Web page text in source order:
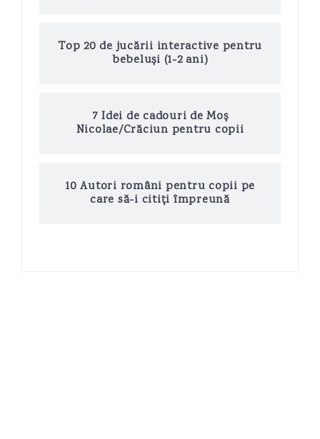
Top 20 de jucării interactive pentru
bebeluși (1-2 ani)
7 Idei de cadouri de Moș
Nicolae/Crăciun pentru copii
10 Autori români pentru copii pe
care să-i citiți împreună